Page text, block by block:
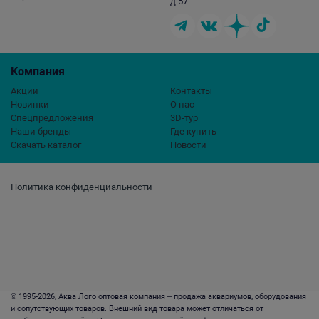
Политика конфиденциальности
Компания
Акции
Новинки
Спецпредложения
Наши бренды
Скачать каталог
Контакты
О нас
3D-тур
Где купить
Новости
© 1995-2026, Аква Лого оптовая компания – продажа аквариумов, оборудования
и сопутствующих товаров. Внешний вид товара может отличаться от